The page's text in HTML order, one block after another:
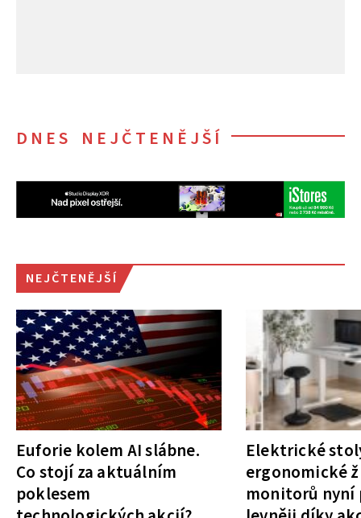
DNES NEJČTENĚJŠÍ
NEJČTENĚJŠÍ
Euforie kolem AI slábne.
Co stojí za aktuálním
poklesem
Elektrické
ergonomické
monitorů